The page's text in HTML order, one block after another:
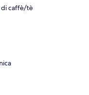
di caffè/tè